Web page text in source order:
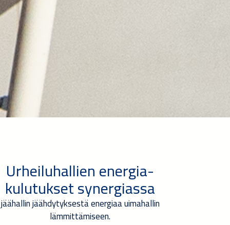
Urheiluhallien energia-
kulutukset synergiassa
jäähallin jäähdytyksestä energiaa uimahallin
lämmittämiseen.